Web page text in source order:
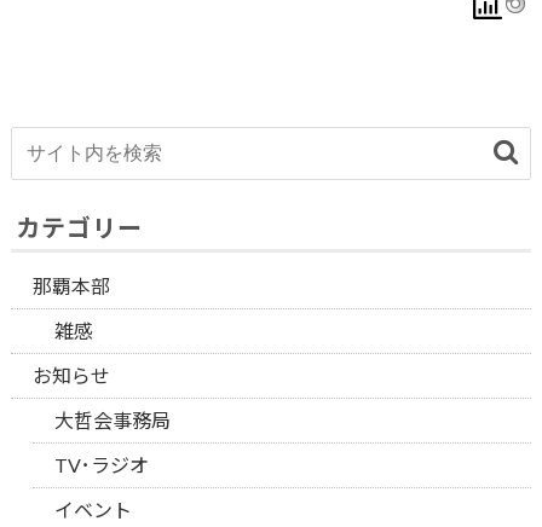
カテゴリー
那覇本部
雑感
お知らせ
大哲会事務局
TV･ラジオ
イベント